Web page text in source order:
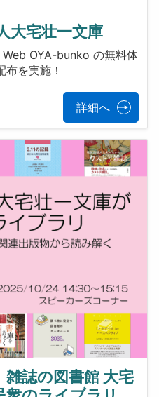
大宅壮一文庫
OYA-bunko の無料体
を実施！
詳細へ
雑誌の図書館 大宅